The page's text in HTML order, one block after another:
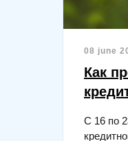
08 june
Как
С 16 по